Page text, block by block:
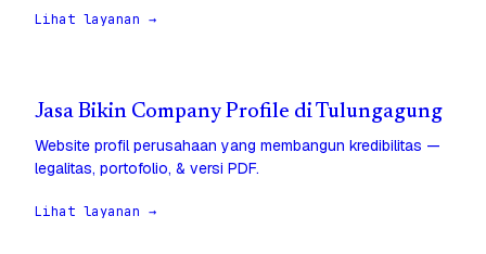
Lihat layanan →
Jasa Bikin Company Profile di Tulungagung
Website profil perusahaan yang membangun kredibilitas —
legalitas, portofolio, & versi PDF.
Lihat layanan →